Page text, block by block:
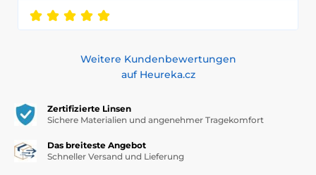
Weitere Kundenbewertungen
auf Heureka.cz
Zertifizierte Linsen
Sichere Materialien und angenehmer Tragekomfort
Das breiteste Angebot
Schneller Versand und Lieferung